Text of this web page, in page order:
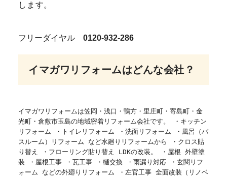
します。
フリーダイヤル 0120-932-286
イマガワリフォームはどんな会社？
イマガワリフォームは笠岡・浅口・鴨方・里庄町・寄島町・金
光町・倉敷市玉島の地域密着リフォーム会社です。 ・キッチン
リフォーム ・トイレリフォーム ・洗面リフォーム ・風呂（バ
スルーム）リフォーム など水廻りリフォームから ・クロス貼
り替え ・フローリング貼り替え LDKの改装。 ・屋根 外壁塗
装 ・屋根工事 ・瓦工事 ・樋交換 ・雨漏り対応 ・玄関リフ
ォーム などの外廻りリフォーム ・左官工事 全面改装（リノベ